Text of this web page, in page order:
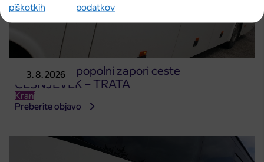
piškotkih
podatkov
3. 8. 2026
Obvestilo o popolni zapori ceste
ČEŠNJEVEK – TRATA
Kranj
Preberite objavo